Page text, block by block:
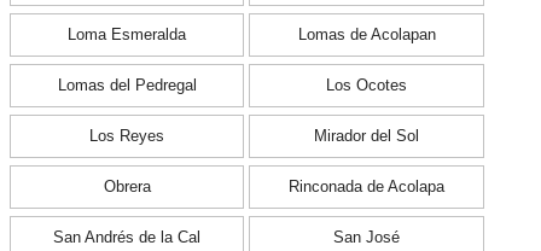
Loma Esmeralda Lomas de Acolapan
Lomas del Pedregal Los Ocotes
Los Reyes Mirador del Sol
Obrera Rinconada de Acolapa
San Andrés de la Cal San José